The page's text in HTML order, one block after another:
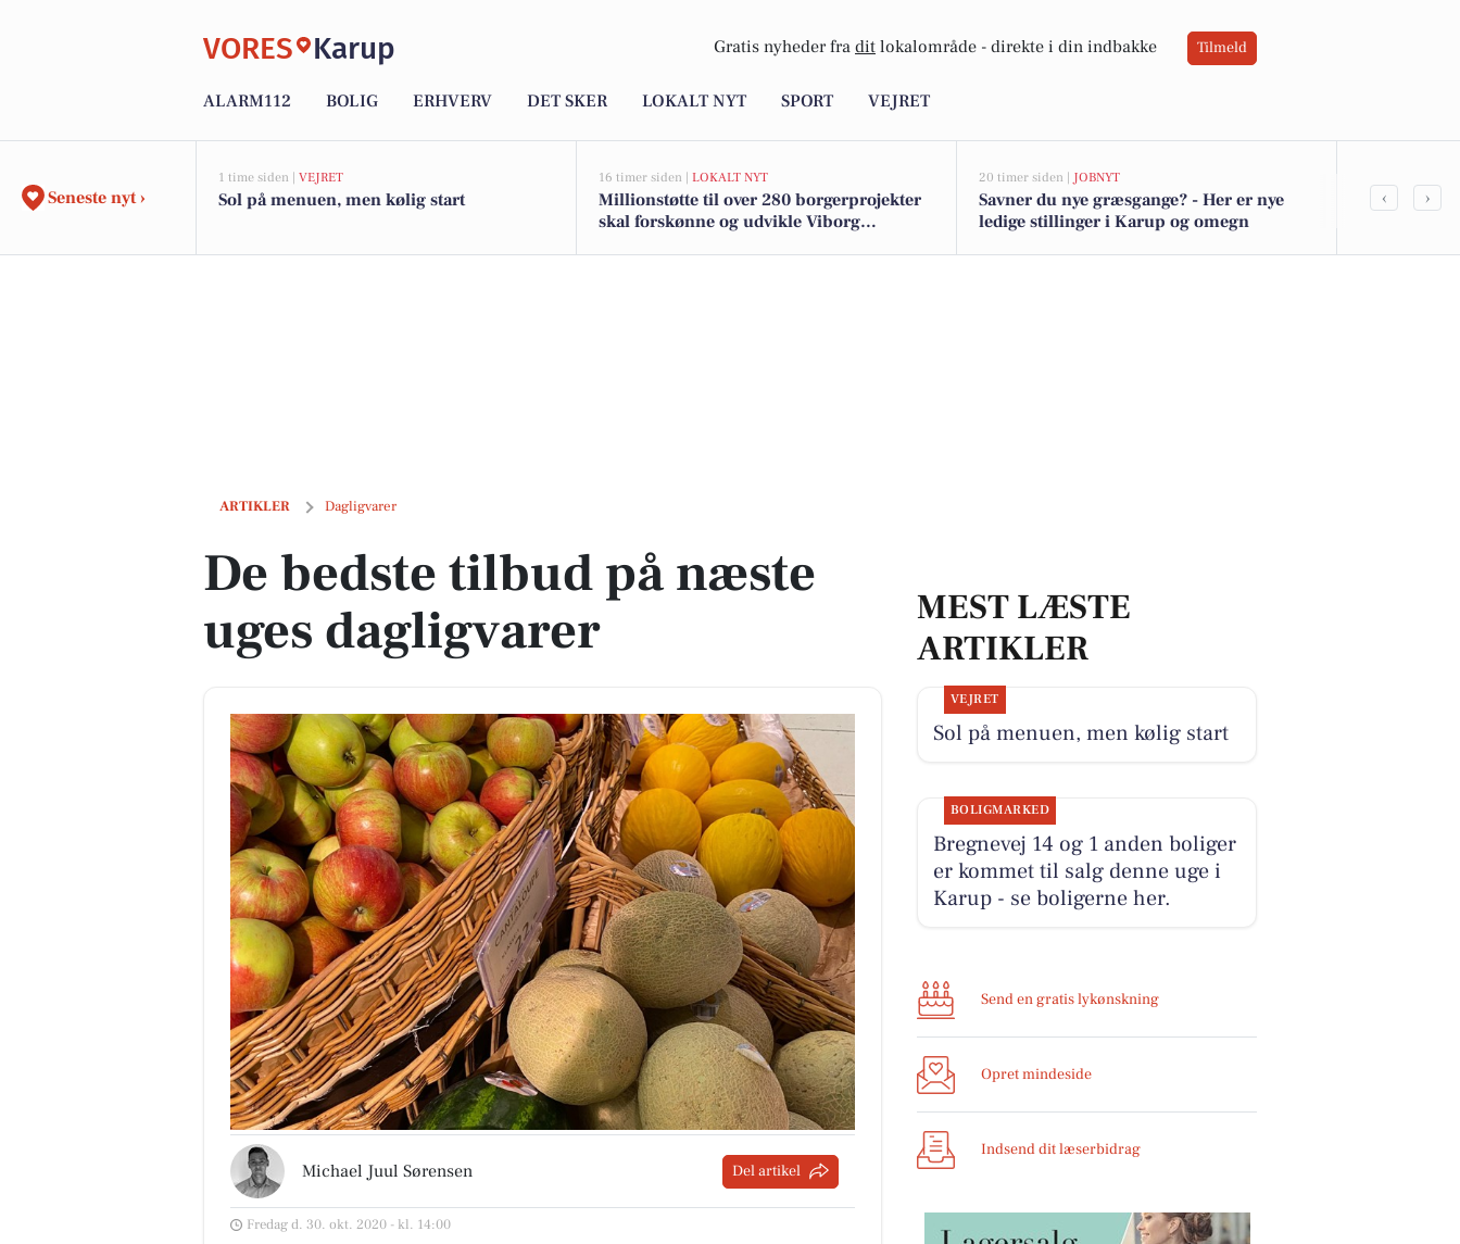
VORES Karup Gratis nyheder fra dit lokalområde - direkte i din indbakke Tilmeld
ALARM112 BOLIG ERHVERV DET SKER LOKALT NYT SPORT VEJRET
Seneste nyt ›
1 time siden | VEJRET
Sol på menuen, men kølig start
16 timer siden | LOKALT NYT
Millionstøtte til over 280 borgerprojekter
skal forskønne og udvikle Viborg
20 timer siden | JOBNYT
Savner du nye græsgange? - Her er nye
ledige stillinger i Karup og omegn
Bregnevej
‹ ›
ARTIKLER Dagligvarer
De bedste tilbud på næste uges dagligvarer
De bedste tilbud på næste
uges dagligvarer
Michael Juul Sørensen Del artikel
Fredag d. 30. okt. 2020 - kl. 14:00
MEST LÆSTE
ARTIKLER
VEJRET
Sol på menuen, men kølig start
BOLIGMARKED
Bregnevej 14 og 1 anden boliger
er kommet til salg denne uge i
Karup - se boligerne her.
Send en gratis lykønskning
Opret mindeside
Indsend dit læserbidrag